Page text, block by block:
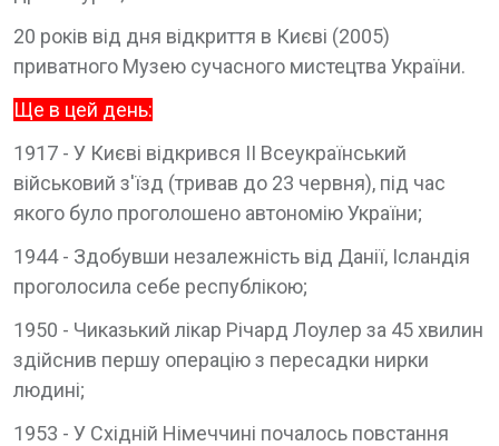
20 років від дня відкриття в Києві (2005)
приватного Музею сучасного мистецтва України.
Ще в цей день:
1917 - У Києві відкрився II Всеукраїнський
військовий з'їзд (тривав до 23 червня), під час
якого було проголошено автономію України;
1944 - Здобувши незалежність від Данії, Ісландія
проголосила себе республікою;
1950 - Чиказький лікар Річард Лоулер за 45 хвилин
здійснив першу операцію з пересадки нирки
людині;
1953 - У Східній Німеччині почалось повстання